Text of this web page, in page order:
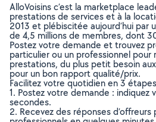
AlloVoisins c’est la marketplace
prestations de services et à la
2013 et plébiscitée aujourd’hui par
de 4,5 millions de membres, dont
Postez votre demande et trouvez
particulier ou un professionnel pour
prestations, du plus petit besoin
pour un bon rapport qualité/prix.
Facilitez votre quotidien en 3
1. Postez votre demande : indiquez
secondes.
2. Recevez des réponses